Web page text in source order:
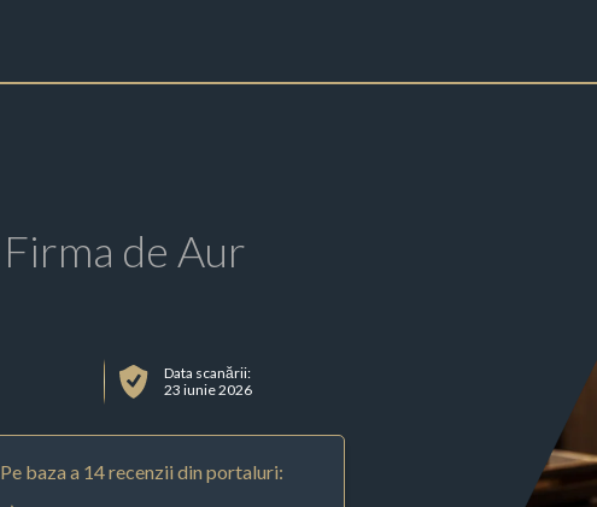
Firma de Aur
Data scanării:
23 iunie 2026
Pe baza a 14 recenzii din portaluri: